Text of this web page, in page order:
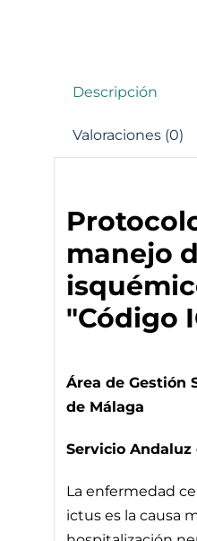
Descripción
Valoraciones (0)
manejo
"Código
Área de Gestión
de Málaga
Servicio Andaluz
La enfermedad
ictus es la causa